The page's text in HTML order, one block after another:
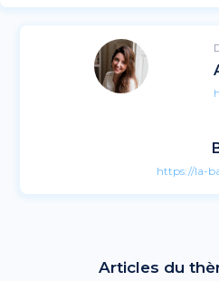
https://la-
Articles du